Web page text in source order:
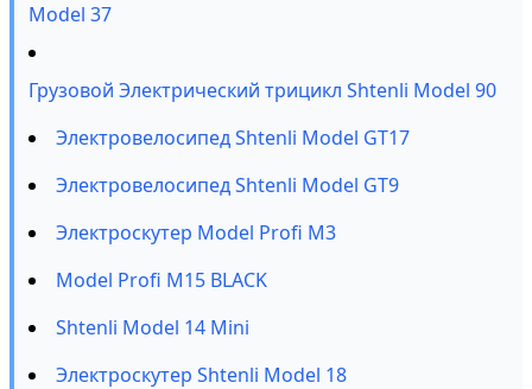
Model 37
Грузовой Электрический трицикл Shtenli Model 90
Электровелосипед Shtenli Model GT17
Электровелосипед Shtenli Model GT9
Электроскутер Model Profi M3
Model Profi M15 BLACK
Shtenli Model 14 Mini
Электроскутер Shtenli Model 18